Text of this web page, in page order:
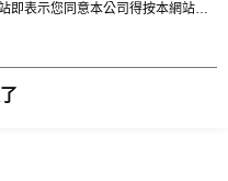
即表示您同意本公司得按本網站使